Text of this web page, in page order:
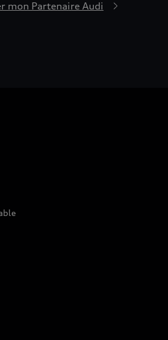
mon Partenaire Audi